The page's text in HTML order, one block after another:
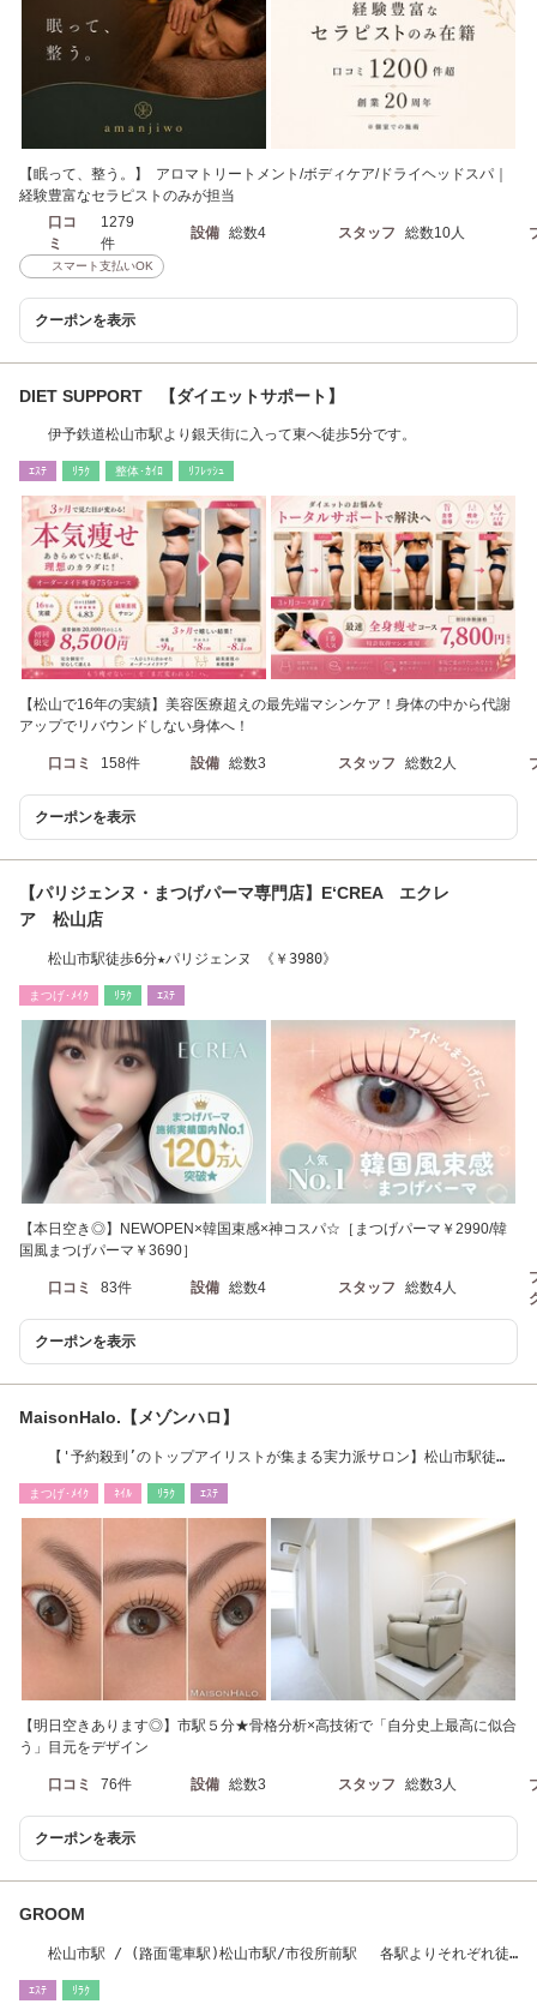
【眠って、整う。】 アロマトリートメント/ボディケア/ドライヘッドスパ｜
経験豊富なセラピストのみが担当
口コ
ミ
1279
件
設備 総数4 スタッフ 総数10人
スマート支払いOK
クーポンを表示
DIET SUPPORT 【ダイエットサポート】
伊予鉄道松山市駅より銀天街に入って東へ徒歩5分です。
ｴｽﾃ ﾘﾗｸ 整体･ｶｲﾛ ﾘﾌﾚｯｼｭ
【松山で16年の実績】美容医療超えの最先端マシンケア！身体の中から代謝
アップでリバウンドしない身体へ！
口コミ 158件 設備 総数3 スタッフ 総数2人
クーポンを表示
【パリジェンヌ・まつげパーマ専門店】E‘CREA エクレ
ア 松山店
松山市駅徒歩6分★パリジェンヌ 《￥3980》
まつげ･ﾒｲｸ ﾘﾗｸ ｴｽﾃ
【本日空き◎】NEWOPEN×韓国束感×神コスパ☆［まつげパーマ￥2990/韓
国風まつげパーマ￥3690］
口コミ 83件 設備 総数4 スタッフ 総数4人
クーポンを表示
MaisonHalo.【メゾンハロ】
【'予約殺到’のトップアイリストが集まる実力派サロン】松山市駅徒歩
まつげ･ﾒｲｸ ﾈｲﾙ ﾘﾗｸ ｴｽﾃ
【明日空きあります◎】市駅５分★骨格分析×高技術で「自分史上最高に似合
う」目元をデザイン
口コミ 76件 設備 総数3 スタッフ 総数3人
クーポンを表示
GROOM
松山市駅 / (路面電車駅)松山市駅/市役所前駅 各駅よりそれぞれ徒
ｴｽﾃ ﾘﾗｸ